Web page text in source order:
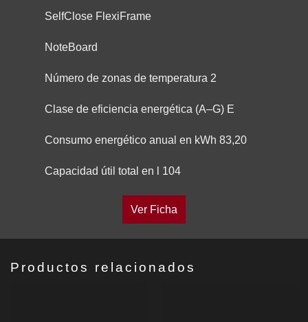
SelfClose FlexiFrame
NoteBoard
Número de zonas de temperatura 2
Clase de eficiencia energética (A–G) E
Consumo energético anual en kWh 83,20
Capacidad útil total en l 104
Ver Ficha
Productos relacionados